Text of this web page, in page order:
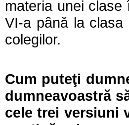
materia unei
VI-a până la clasa
colegilor.
Cum puteţi
dumneavoastră
cele trei versiuni